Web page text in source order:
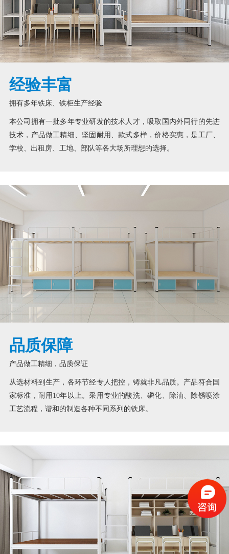
经验丰富
拥有多年铁床、铁柜生产经验
本公司拥有一批多年专业研发的技术人才，吸取国内外同行的先进
技术，产品做工精细、坚固耐用、款式多样，价格实惠，是工厂、
学校、出租房、工地、部队等各大场所理想的选择。
品质保障
产品做工精细，品质保证
从选材料到生产，各环节经专人把控，铸就非凡品质。产品符合国
家标准，耐用10年以上。采用专业的酸洗、磷化、除油、除锈喷涂
工艺流程，谐和的制造各种不同系列的铁床。